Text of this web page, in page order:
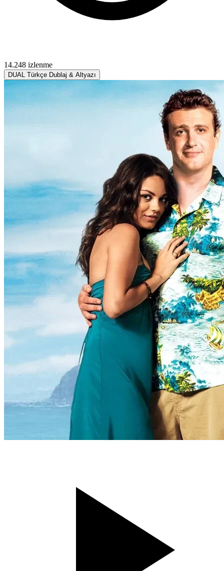
14.248 izlenme
DUAL Türkçe Dublaj & Altyazı